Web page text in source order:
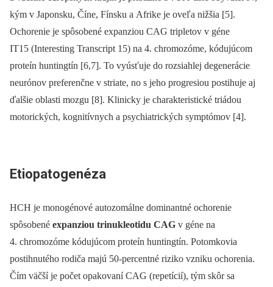
kým v Japonsku, Číne, Fínsku a Afrike je oveľa nižšia [5].
Ochorenie je spôsobené expanziou CAG tripletov v géne
IT15 (Interesting Transcript 15) na 4. chromozóme, kódujúcom
proteín huntingtín [6,7]. To vyúsťuje do rozsiahlej degenerácie
neurónov preferenčne v striate, no s jeho progresiou postihuje aj
ďalšie oblasti mozgu [8]. Klinicky je charakteristické triádou
motorických, kognitívnych a psychiatrických symptómov [4].
Etiopatogenéza
HCH je monogénové autozomálne dominantné ochorenie
spôsobené expanziou trinukleotidu CAG v géne na
4. chromozóme kódujúcom proteín huntingtín. Potomkovia
postihnutého rodiča majú 50-percentné riziko vzniku ochorenia.
Čím väčší je počet opakovaní CAG (repetícií), tým skôr sa